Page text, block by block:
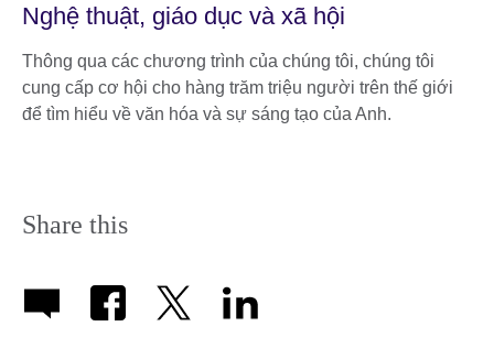
Nghệ thuật, giáo dục và xã hội
Thông qua các chương trình của chúng tôi, chúng tôi
cung cấp cơ hội cho hàng trăm triệu người trên thế giới
để tìm hiểu về văn hóa và sự sáng tạo của Anh.
Share this